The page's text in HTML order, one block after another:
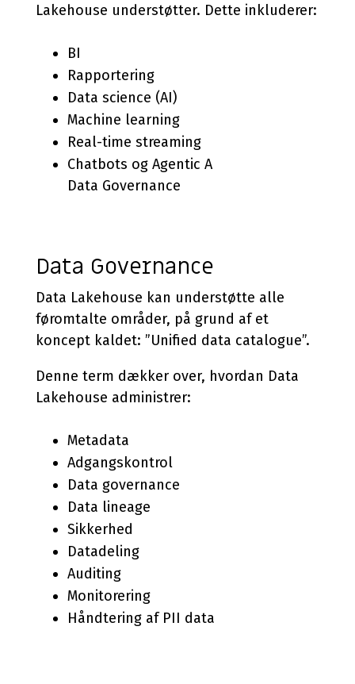
Lakehouse understøtter. Dette inkluderer:
BI
Rapportering
Data science (AI)
Machine learning
Real-time streaming
Chatbots og Agentic A
Data Governance
Data Governance
Data Lakehouse kan understøtte alle
føromtalte områder, på grund af et
koncept kaldet: ”Unified data catalogue”.
Denne term dækker over, hvordan Data
Lakehouse administrer:
Metadata
Adgangskontrol
Data governance
Data lineage
Sikkerhed
Datadeling
Auditing
Monitorering
Håndtering af PII data